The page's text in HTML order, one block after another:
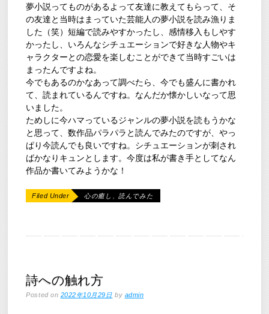
夢小説ってものがあるよって友達に教えてもらって、そ
の友達と当時はまっていた芸能人の夢小説を読み漁りま
した（笑）短編で読みやすかったし、感情移入もしやす
かったし、いろんなシチュエーションで好きな人物やキ
ャラクターとの恋愛を楽しむことができて当時すごいは
まったんですよね。
今でもあるのかなあって調べたら、今でも盛んに書かれ
て、読まれているんですね。なんだか懐かしいなって思
いました。
ためしに今ハマっているジャンルの夢小説を読もうかな
と思って、数作品パラパラと読んでみたのですが、やっ
ぱり今読んでも良いですね。シチュエーションが刺され
ばかなりキュンとします。今度は私が書き手としてなん
作品か書いてみようかな！
Filed Under 心の癒し 読んでみた
詩への触れ方
Posted on 2022年10月29日 by admin